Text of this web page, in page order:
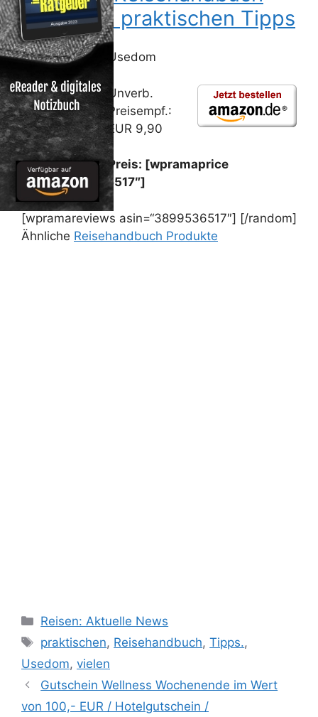
mit vielen praktischen Tipps
Usedom
Unverb.
Preisempf.:
EUR 9,90
Preis: [wpramaprice
asin=“3899536517″]
[wpramareviews asin=“3899536517″] [/random]
Ähnliche Reisehandbuch Produkte
Kategorien
Reisen: Aktuelle News
Schlagwörter
praktischen, Reisehandbuch,Tipps.,
Usedom, vielen
Gutschein Wellness Wochenende im Wert
von 100,- EUR / Hotelgutschein /